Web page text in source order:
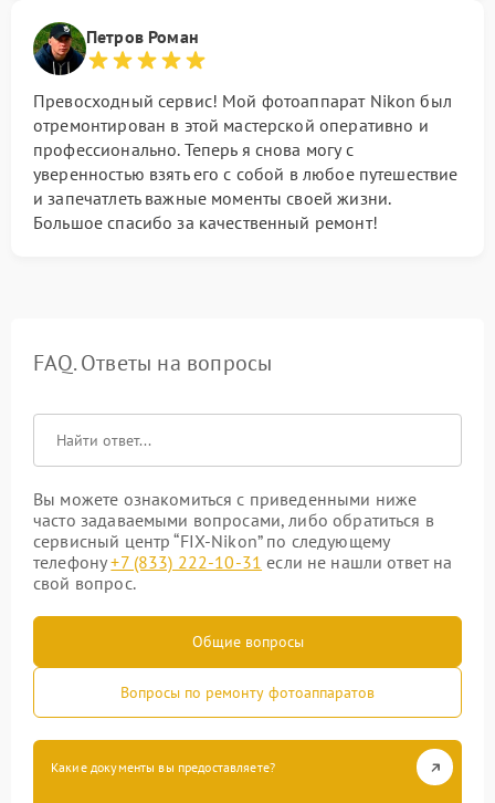
Петров Роман
Превосходный сервис! Мой фотоаппарат Nikon был
отремонтирован в этой мастерской оперативно и
профессионально. Теперь я снова могу с
уверенностью взять его с собой в любое путешествие
и запечатлеть важные моменты своей жизни.
Большое спасибо за качественный ремонт!
FAQ. Ответы на вопросы
Вы можете ознакомиться с приведенными ниже
часто задаваемыми вопросами, либо обратиться в
сервисный центр “FIX-Nikon” по следующему
телефону+7 (833) 222-10-31 если не нашли ответ на
свой вопрос.
Общие вопросы
Вопросы по ремонту фотоаппаратов
Какие документы вы предоставляете?